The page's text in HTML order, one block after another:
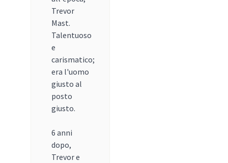
Trevor
Mast.
Talentuoso
e
carismatico;
era l'uomo
giusto al
posto
giusto.
6 anni
dopo,
Trevor e